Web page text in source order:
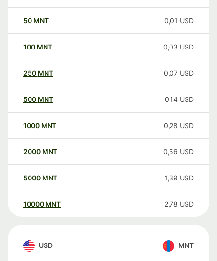
50 MNT 0,01 USD
100 MNT 0,03 USD
250 MNT 0,07 USD
500 MNT 0,14 USD
1000 MNT 0,28 USD
2000 MNT 0,56 USD
5000 MNT 1,39 USD
10000 MNT 2,78 USD
USD MNT